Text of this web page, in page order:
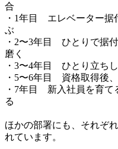
合
・1年目　エレベーター
ぶ
・2〜3年目　ひとりで据
磨く
・3〜4年目　ひとり立ち
・5〜6年目　資格取得後
・7年目　新入社員を育
る
ほかの部署にも、それぞ
れています。